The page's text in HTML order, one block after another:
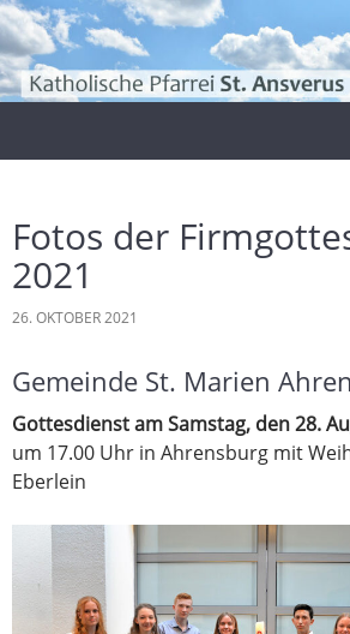
Zum
Inhalt
springen
Fotos der
2021
26. OKTOBER 2021
Gemeinde St. Marien
Gottesdienst am Samstag, den 28.
um 17.00 Uhr in Ahrensburg mit
Eberlein